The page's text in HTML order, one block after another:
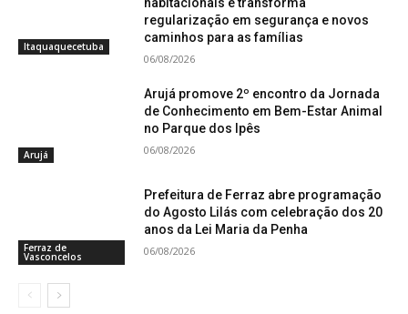
Itaquaquecetuba
regularização em segurança e novos
caminhos para as famílias
06/08/2026
Arujá
Arujá promove 2º encontro da Jornada
de Conhecimento em Bem-Estar Animal
no Parque dos Ipês
06/08/2026
Ferraz de
Vasconcelos
Prefeitura de Ferraz abre programação
do Agosto Lilás com celebração dos 20
anos da Lei Maria da Penha
06/08/2026